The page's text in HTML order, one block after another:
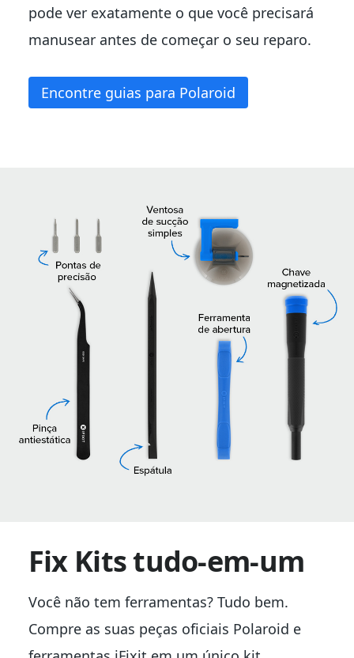
pode ver exatamente o que você precisará
manusear antes de começar o seu reparo.
Encontre guias para Polaroid
Fix Kits tudo-em-um
Você não tem ferramentas? Tudo bem.
Compre as suas peças oficiais Polaroid e